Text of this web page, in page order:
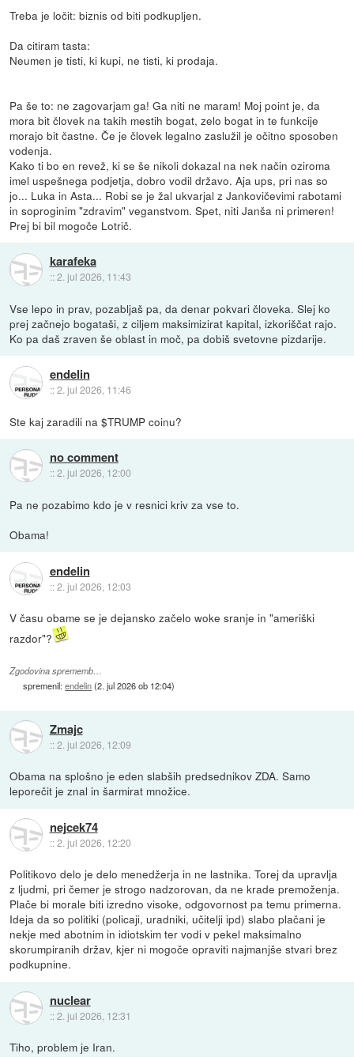
Treba je ločit: biznis od biti podkupljen.
Da citiram tasta:
Neumen je tisti, ki kupi, ne tisti, ki prodaja.
Pa še to: ne zagovarjam ga! Ga niti ne maram! Moj point je, da
mora bit človek na takih mestih bogat, zelo bogat in te funkcije
morajo bit častne. Če je človek legalno zaslužil je očitno sposoben
vodenja.
Kako ti bo en revež, ki se še nikoli dokazal na nek način oziroma
imel uspešnega podjetja, dobro vodil državo. Aja ups, pri nas so
jo... Luka in Asta... Robi se je žal ukvarjal z Jankovičevimi rabotami
in soproginim "zdravim" veganstvom. Spet, niti Janša ni primeren!
Prej bi bil mogoče Lotrič.
karafeka
::2. jul 2026, 11:43
Vse lepo in prav, pozabljaš pa, da denar pokvari človeka. Slej ko
prej začnejo bogataši, z ciljem maksimizirat kapital, izkoriščat rajo.
Ko pa daš zraven še oblast in moč, pa dobiš svetovne pizdarije.
endelin
::2. jul 2026, 11:46
Ste kaj zaradili na $TRUMP coinu?
no comment
::2. jul 2026, 12:00
Pa ne pozabimo kdo je v resnici kriv za vse to.
Obama!
endelin
::2. jul 2026, 12:03
V času obame se je dejansko začelo woke sranje in "ameriški
razdor"?
Zgodovina sprememb…
spremenil:endelin(2. jul 2026 ob 12:04)
Zmajc
::2. jul 2026, 12:09
Obama na splošno je eden slabših predsednikov ZDA. Samo
leporečit je znal in šarmirat množice.
nejcek74
::2. jul 2026, 12:20
Politikovo delo je delo menedžerja in ne lastnika. Torej da upravlja
z ljudmi, pri čemer je strogo nadzorovan, da ne krade premoženja.
Plače bi morale biti izredno visoke, odgovornost pa temu primerna.
Ideja da so politiki (policaji, uradniki, učitelji ipd) slabo plačani je
nekje med abotnim in idiotskim ter vodi v pekel maksimalno
skorumpiranih držav, kjer ni mogoče opraviti najmanjše stvari brez
podkupnine.
nuclear
::2. jul 2026, 12:31
Tiho, problem je Iran.